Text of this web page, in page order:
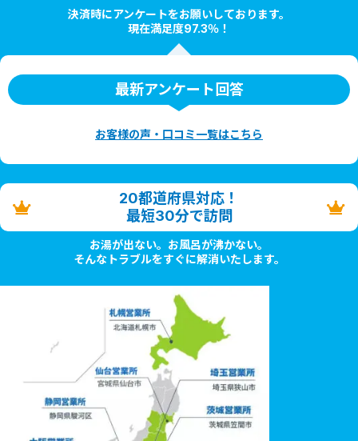
決済時にアンケートをお願いしております。
現在満足度97.3％！
最新アンケート回答
お客様の声・口コミ一覧はこちら
20都道府県対応！
最短30分で訪問
お湯が出ない。お風呂が沸かない。
そんなトラブルをすぐに解消いたします。